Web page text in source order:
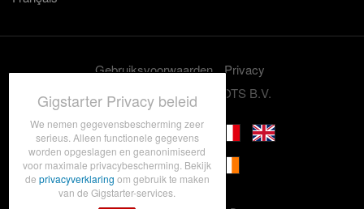
Gebruiksvoorwaarden
Privacy
© 2012-2026 GRASSROOTS B.V.
Gigstarter Privacy beleid
We nemen gegevensbescherming zeer
serieus. Alleen functionele gegevens
worden opgeslagen en geanonimiseerd
voor maximale privacybescherming. Bekijk
de privacyverklaring om gebruik te maken
van de Gigstarter-services.